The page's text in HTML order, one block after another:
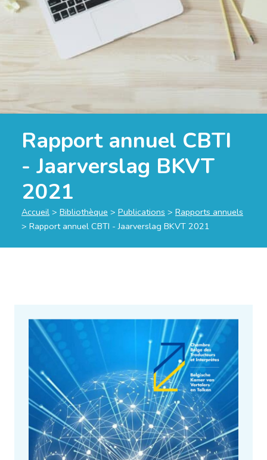
Rapport annuel CBTI
- Jaarverslag BKVT
2021
Accueil > Bibliothèque > Publications > Rapports annuels
> Rapport annuel CBTI - Jaarverslag BKVT 2021